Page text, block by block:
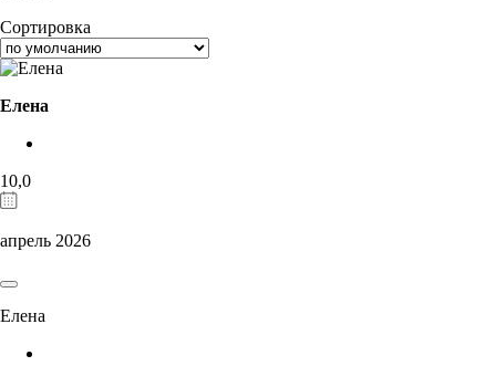
Сортировка
Елена
10,0
апрель 2026
Елена